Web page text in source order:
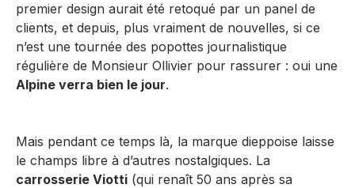
premier design aurait été retoqué par un panel de
clients, et depuis, plus vraiment de nouvelles, si ce
n’est une tournée des popottes journalistique
régulière de Monsieur Ollivier pour rassurer : oui une
Alpine verra bien le jour.
Mais pendant ce temps là, la marque dieppoise laisse
le champs libre à d’autres nostalgiques. La
carrosserie Viotti (qui renaît 50 ans après sa